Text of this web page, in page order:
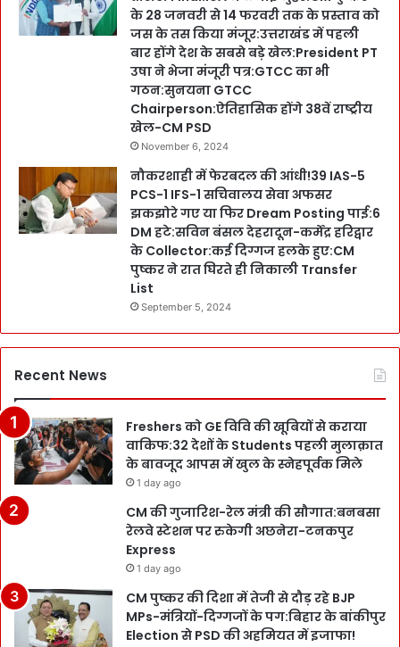
के 28 जनवरी से 14 फरवरी तक के प्रस्ताव को
जस के तस किया मंजूर:उत्तराखंड में पहली
बार होंगे देश के सबसे बड़े खेल:President PT
उषा ने भेजा मंजूरी पत्र:GTCC का भी
गठन:सुनयना GTCC
Chairperson:ऐतिहासिक होंगे 38वें राष्ट्रीय
खेल-CM PSD
November 6, 2024
नौकरशाही में फेरबदल की आंधी!39 IAS-5
PCS-1 IFS-1 सचिवालय सेवा अफसर
झकझोरे गए या फिर Dream Posting पाई:6
DM हटे:सविन बंसल देहरादून-कर्मेंद्र हरिद्वार
के Collector:कई दिग्गज हलके हुए:CM
पुष्कर ने रात घिरते ही निकाली Transfer
List
September 5, 2024
Recent News
Freshers को GE विवि की खूबियों से कराया
वाकिफ:32 देशों के Students पहली मुलाक़ात
के बावजूद आपस में खुल के स्नेहपूर्वक मिले
1 day ago
CM की गुजारिश-रेल मंत्री की सौगात:बनबसा
रेलवे स्टेशन पर रुकेगी अछनेरा-टनकपुर
Express
1 day ago
CM पुष्कर की दिशा में तेजी से दौड़ रहे BJP
MPs-मंत्रियों-दिग्गजों के पग:बिहार के बांकीपुर
Election से PSD की अहमियत में इजाफा!